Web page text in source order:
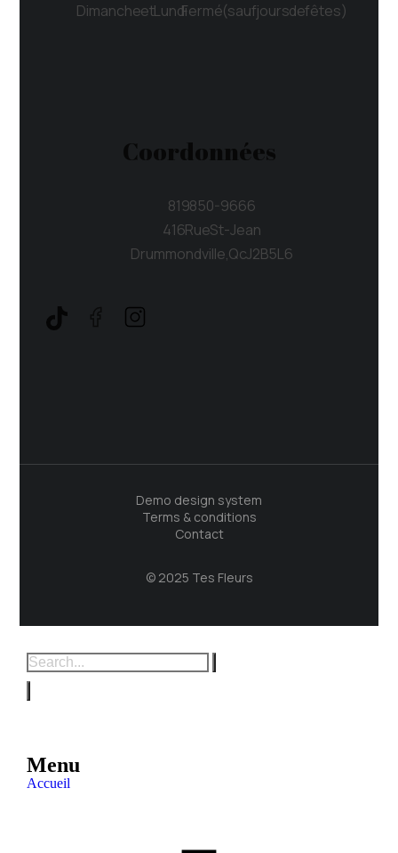
Dimanche et Lundi Fermé (sauf jours de fêtes)
Coordonnées
819 850-9666
416 Rue St-Jean
Drummondville, Qc J2B 5L6
© 2025 Tes Fleurs
Demo design system
Terms & conditions
Contact
Menu
Accueil